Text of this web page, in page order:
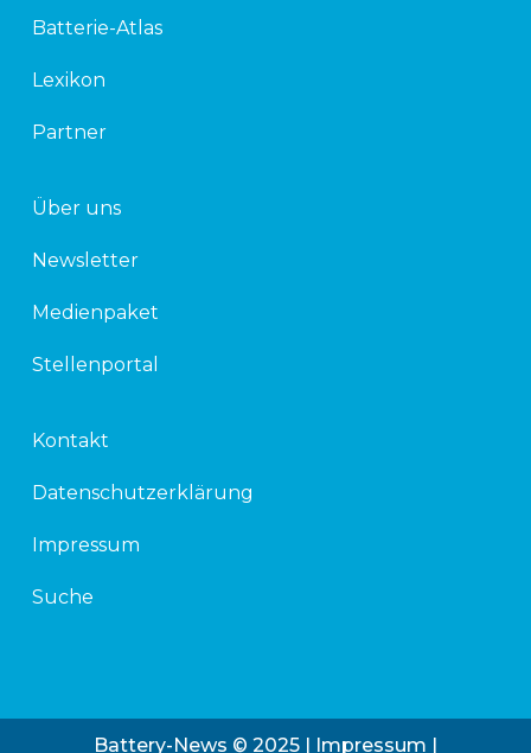
Batterie-Atlas
Lexikon
Partner
Über uns
Newsletter
Medienpaket
Stellenportal
Kontakt
Datenschutzerklärung
Impressum
Suche
Battery-News © 2025 | Impressum |